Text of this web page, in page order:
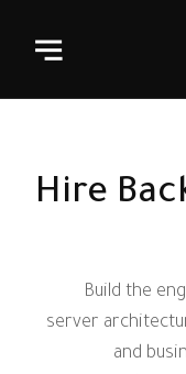
Hire
Build the
server
and